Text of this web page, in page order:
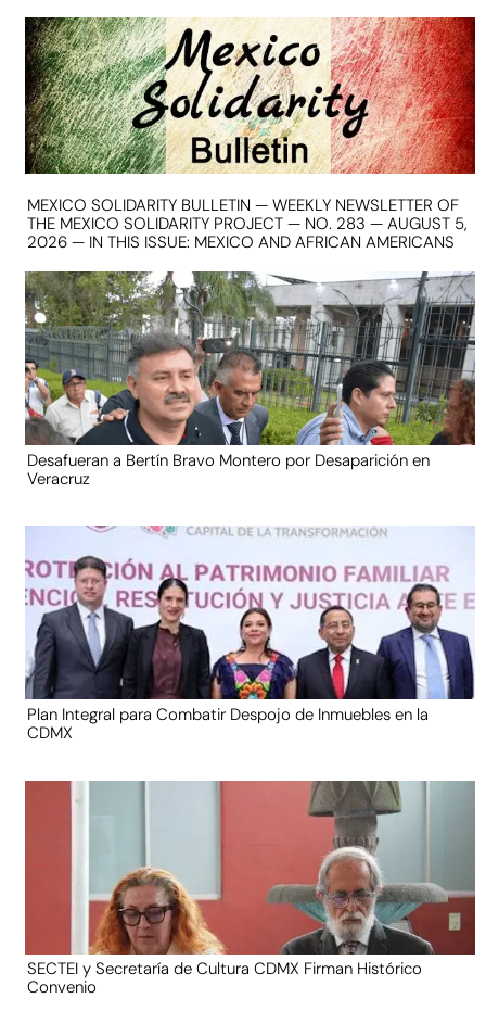
MEXICO SOLIDARITY BULLETIN — WEEKLY NEWSLETTER OF
THE MEXICO SOLIDARITY PROJECT — NO. 283 — AUGUST 5,
2026 — IN THIS ISSUE: MEXICO AND AFRICAN AMERICANS
Desafueran a Bertín Bravo Montero por Desaparición en
Veracruz
Plan Integral para Combatir Despojo de Inmuebles en la
CDMX
SECTEI y Secretaría de Cultura CDMX Firman Histórico
Convenio